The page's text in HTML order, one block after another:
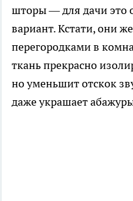
шторы — для дачи это
вариант. Кстати, они
перегородками в
ткань прекрасно
но уменьшит отскок
даже украшает